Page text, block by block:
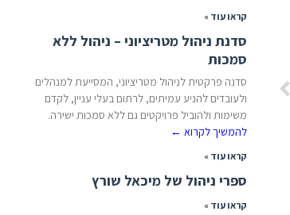
קראו עוד »
סדנת ניהול מטריציוני – ניהול ללא
סמכות
סדנה פרקטית לניהול מטריציוני, המסייעת למנהלים
ולעובדים להניע עמיתים, לרתום בעלי עניין, לקדם
משימות ולהוביל פרויקטים גם ללא סמכות ישירה.
להמשיך לקרוא ←
קראו עוד »
ספרי ניהול של מיכאל שורץ
קראו עוד »